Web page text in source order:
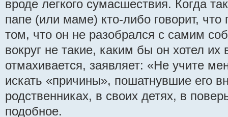
вроде легкого сумасшествия. Когда
папе (или маме) кто-либо говорит, что
том, что он не разобрался с самим
вокруг не такие, каким бы он хотел их
отмахивается, заявляет: «Не учите
искать «причины», пошатнувшие его
родственниках, в своих детях, в
подобное.